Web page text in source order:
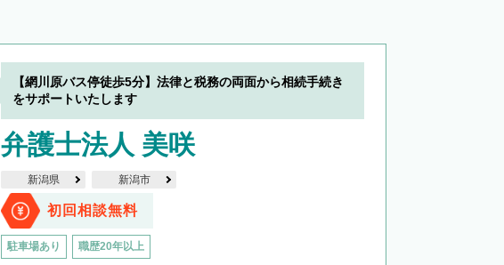
【網川原バス停徒歩5分】法律と税務の両面から相続手続き
をサポートいたします
弁護士法人 美咲
新潟県 新潟市
初回相談無料
駐車場あり 職歴20年以上